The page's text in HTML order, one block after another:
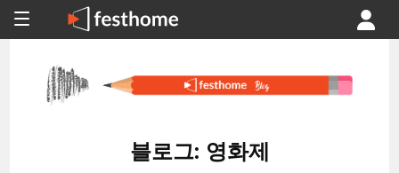
블로그: 영화제